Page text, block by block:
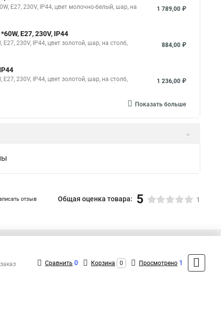
E27, 230V, IP44, цвет молочно-белый, шар, на
1 789,00 ₽
E27, 230V, IP44
230V, IP44, цвет золотой, шар, на столб,
884,00 ₽
230V, IP44, цвет золотой, шар, на столб,
1 236,00 ₽
Показать больше
отзыв Общая оценка товара: 5 1
+7 (495) 432-41-41
MAX: +7 (936) 132-34-54
Сравнить 0 Корзина 0 Просмотрено 1